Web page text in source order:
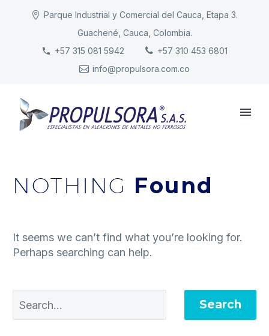
Parque Industrial y Comercial del Cauca, Etapa 3.
Guachené, Cauca, Colombia.
+57 315 081 5942
+57 310 453 6801
info@propulsora.com.co
INICIO
PRODUCTOS
NOTHING Found
It seems we can’t find what you’re looking for.
Perhaps searching can help.
Search